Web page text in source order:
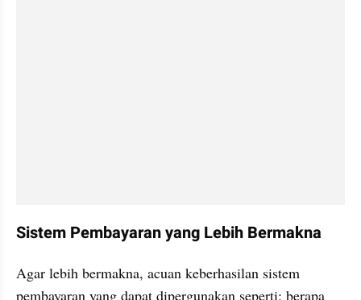
Sistem Pembayaran yang Lebih Bermakna
Agar lebih bermakna, acuan keberhasilan sistem
pembayaran yang dapat dipergunakan seperti: berapa